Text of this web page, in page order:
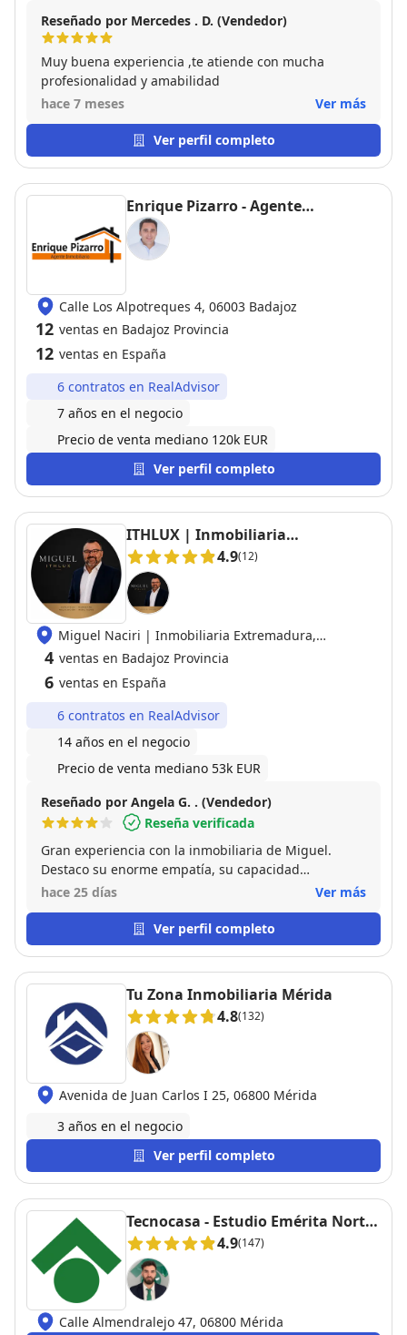
Reseñado por Mercedes . D. (Vendedor)
Muy buena experiencia ,te atiende con mucha
profesionalidad y amabilidad
hace 7 meses
Ver más
Ver perfil completo
Enrique Pizarro - Agente
Inmobiliario
Calle Los Alpotreques 4, 06003 Badajoz
12 ventas en Badajoz Provincia
12 ventas en España
6 contratos en RealAdvisor
7 años en el negocio
Precio de venta mediano 120k EUR
Ver perfil completo
ITHLUX | Inmobiliaria
Extremadura4.9(12)
Miguel Naciri | Inmobiliaria Extremadura,
06800 Merida
4 ventas en Badajoz Provincia
6 ventas en España
6 contratos en RealAdvisor
14 años en el negocio
Precio de venta mediano 53k EUR
Reseñado por Angela G. . (Vendedor)
Reseña verificada
Gran experiencia con la inmobiliaria de Miguel.
Destaco su enorme empatía, su capacidad
profesional para explicar términos de venta sobre mi
a cada llamada de teléfono correo o wsap . Gracias a
su gestión resolvimos el trámite de forma exitosa y
Recomendable sin duda alguna, dejar nuestra casa
en sus manos es venta segura.
hace 25 días Ver más
Ver perfil completo
Tu Zona Inmobiliaria Mérida
4.8(132)
Avenida de Juan Carlos I 25, 06800 Mérida
3 años en el negocio
Ver perfil completo
Tecnocasa - Estudio Emérita Norte
S.L.
4.9(147)
Calle Almendralejo 47, 06800 Mérida